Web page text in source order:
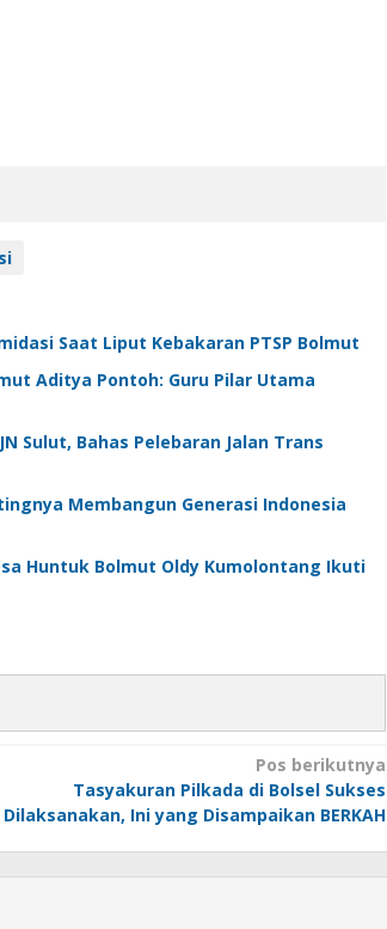
Saat Liput Kebakaran PTSP Bolmut
Aditya Pontoh: Guru Pilar Utama
Sulut, Bahas Pelebaran Jalan Trans
Membangun Generasi Indonesia
Huntuk Bolmut Oldy Kumolontang Ikuti
Pos berikutnya
Tasyakuran Pilkada di Bolsel Sukses
Dilaksanakan, Ini yang Disampaikan BERKAH